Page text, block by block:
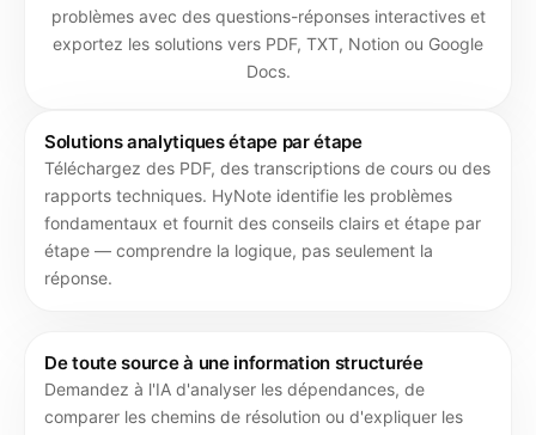
problèmes avec des questions-réponses interactives et
exportez les solutions vers PDF, TXT, Notion ou Google
Docs.
Solutions analytiques étape par étape
Téléchargez des PDF, des transcriptions de cours ou des
rapports techniques. HyNote identifie les problèmes
fondamentaux et fournit des conseils clairs et étape par
étape — comprendre la logique, pas seulement la
réponse.
De toute source à une information structurée
Demandez à l'IA d'analyser les dépendances, de
comparer les chemins de résolution ou d'expliquer les